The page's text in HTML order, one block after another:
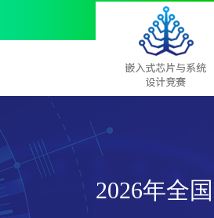
首
2026年全